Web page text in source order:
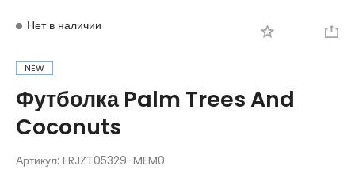
Нет в наличии
NEW
Футболка Palm Trees And
Coconuts
Артикул: ERJZT05329-MEM0